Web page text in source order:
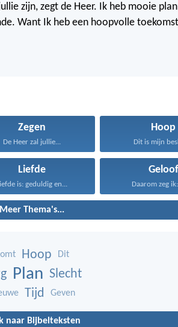
zijn, zegt de Heer. Ik heb mooie
Want Ik heb een hoopvolle
Zegen
De Heer zal jullie...
Hoop
Dit is mijn
Liefde
is: geduldig en...
Geloof
Daarom zeg
Meer Thema's...
Hoop Dit
Plan Slecht
Tijd Geven
naar Bijbelteksten